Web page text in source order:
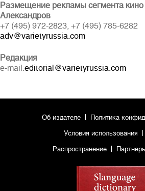
Полная версия сайта
Размещение рекламы сегмента кино
Александров
+7 (495) 972-2823, +7 (495) 785-6282
adv@varietyrussia.com
Редакция
e-mail:editorial@varietyrussia.com
Об издателе Политика
Условия использования
Распространение